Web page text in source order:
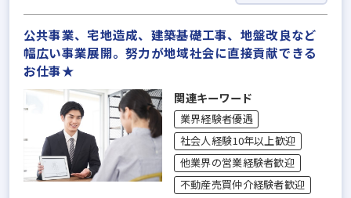
公共事業、宅地造成、建築基礎工事、地盤改良など
幅広い事業展開。努力が地域社会に直接貢献できる
お仕事★
関連キーワード
業界経験者優遇
社会人経験10年以上歓迎
他業界の営業経験者歓迎
不動産売買仲介経験者歓迎